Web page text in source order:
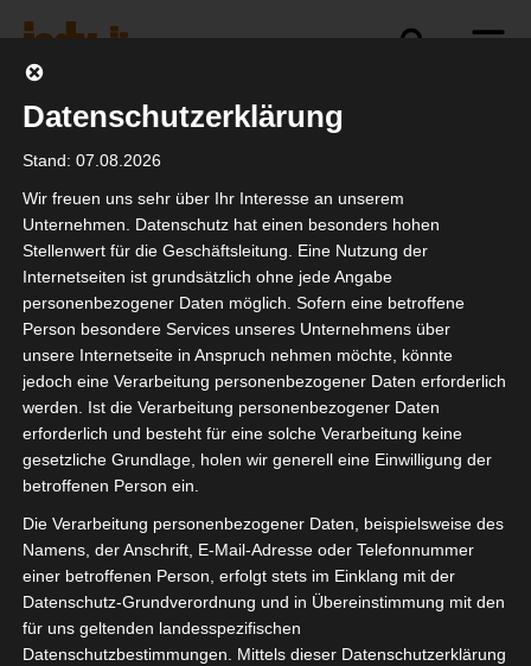
Selbstständigkeit
Frohe Ostern!
Datenschutzerklärung
Stand: 07.08.2026
Wir freuen uns sehr über Ihr Interesse an unserem
Unternehmen. Datenschutz hat einen besonders hohen
Stellenwert für die Geschäftsleitung. Eine Nutzung der
Internetseiten ist grundsätzlich ohne jede Angabe
personenbezogener Daten möglich. Sofern eine betroffene
Person besondere Services unseres Unternehmens über
unsere Internetseite in Anspruch nehmen möchte, könnte
jedoch eine Verarbeitung personenbezogener Daten erforderlich
werden. Ist die Verarbeitung personenbezogener Daten
erforderlich und besteht für eine solche Verarbeitung keine
gesetzliche Grundlage, holen wir generell eine Einwilligung der
betroffenen Person ein.
Die Verarbeitung personenbezogener Daten, beispielsweise des
Namens, der Anschrift, E-Mail-Adresse oder Telefonnummer
einer betroffenen Person, erfolgt stets im Einklang mit der
Datenschutz-Grundverordnung und in Übereinstimmung mit den
für uns geltenden landesspezifischen
Datenschutzbestimmungen. Mittels dieser Datenschutzerklärung